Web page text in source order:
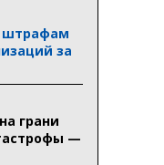
штрафам
за
грани
—